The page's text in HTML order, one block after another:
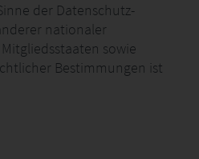
der Datenschutz-
nationaler
sowie
Bestimmungen ist